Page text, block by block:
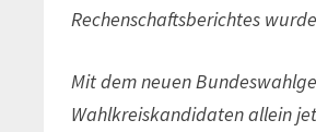
Rechenschaftsberichtes
Mit dem neuen
Wahlkreiskandidaten allein